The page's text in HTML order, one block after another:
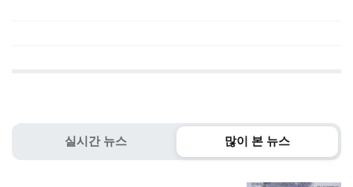
실시간 뉴스 많이 본 뉴스